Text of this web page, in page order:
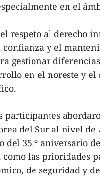
en el
el respeto al derecho
y el
gestionar
en el noreste y el
participantes
del Sur al nivel
del 35.º aniversario
como las prioridades
de seguridad y